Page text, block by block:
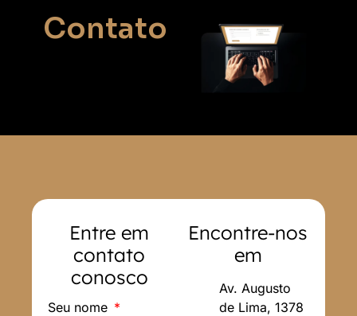
Contato
Entre em
contato
conosco
Seu nome
Encontre-nos
em
Av. Augusto
de Lima, 1378